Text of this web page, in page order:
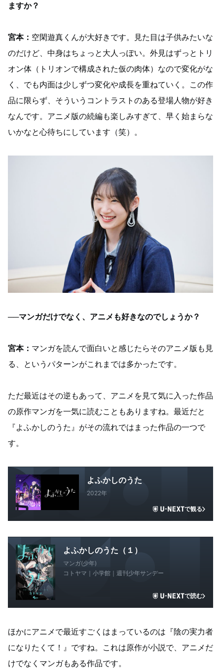
ますか？
宮本： 空閑遊真くんが大好きです。見た目は子供みたいな
のだけど、中身はちょっと大人っぽい。外見はずっとトリ
オン体（トリオンで構成された仮の肉体）なので変化がな
く、でも内面は少しずつ変化や成長を重ねていく。この作
品に限らず、そういうコントラストのある登場人物が好き
なんです。アニメ版の続編も楽しみすぎて、早く始まらな
いかなと心待ちにしています（笑）。
──マンガだけでなく、アニメも好きなのでしょうか？
宮本： マンガを読んで面白いと感じたらそのアニメ版も見
る、というパターンがこれまでは多かったです。
ただ最近はその逆もあって、アニメを見て気に入った作品
の原作マンガを一気に読むこともありますね。最近だと
『よふかしのうた』がその流れではまった作品の一つで
す。
よふかしのうた
2022年
で観る
よふかしのうた（１）
マンガ(少年)
コトヤマ｜小学館｜週刊少年サンデー
で読む
ほかにアニメで最近すごくはまっているのは『陰の実力者
になりたくて！』ですね。これは原作が小説で、アニメだ
けでなくマンガもある作品です。